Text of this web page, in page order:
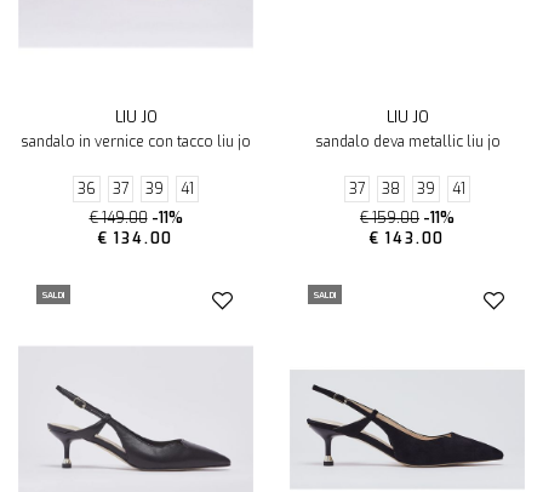
LIU JO
sandalo in vernice con tacco liu jo
36 37 39
41
€ 149.00 -11%
€ 134.00
LIU JO
sandalo deva metallic liu jo
37 38 39
41
€ 159.00 -11%
€ 143.00
SALDI SALDI